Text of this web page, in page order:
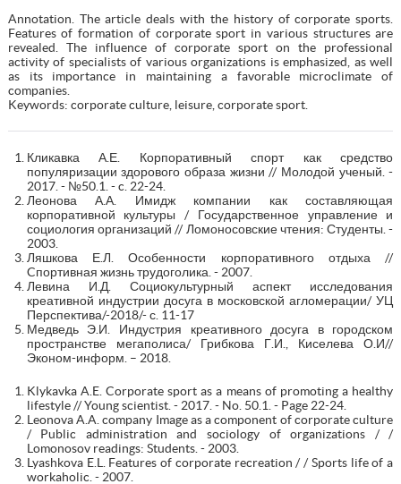
Annotation. The article deals with the history of corporate sports.
Features of formation of corporate sport in various structures are
revealed. The influence of corporate sport on the professional
activity of specialists of various organizations is emphasized, as well
as its importance in maintaining a favorable microclimate of
companies.
Keywords: corporate culture, leisure, corporate sport.
Кликавка А.Е. Корпоративный спорт как средство
популяризации здорового образа жизни // Молодой ученый. -
2017. - №50.1. - c. 22-24.
Леонова А.А. Имидж компании как составляющая
корпоративной культуры / Государственное управление и
социология организаций // Ломоносовские чтения: Студенты. -
2003.
Ляшкова Е.Л. Особенности корпоративного отдыха //
Cпортивная жизнь трудоголика. - 2007.
Левина И.Д. Социокультурный аспект исследования
креативной индустрии досуга в московской агломерации/ УЦ
Перспектива/-2018/- с. 11-17
Медведь Э.И. Индустрия креативного досуга в городском
пространстве мегаполиса/ Грибкова Г.И., Киселева О.И//
Эконом-информ. – 2018.
Klykavka A.E. Corporate sport as a means of promoting a healthy
lifestyle // Young scientist. - 2017. - No. 50.1. - Page 22-24.
Leonova A.A. company Image as a component of corporate culture
/ Public administration and sociology of organizations / /
Lomonosov readings: Students. - 2003.
Lyashkova E.L. Features of corporate recreation / / Sports life of a
workaholic. - 2007.